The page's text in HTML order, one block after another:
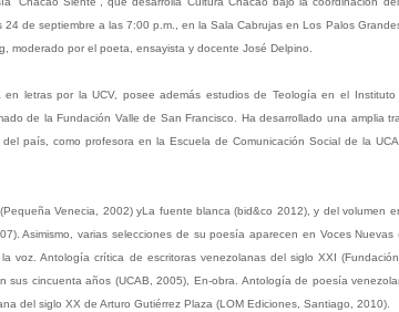
de septiembre a las 7:00 p.m., en la Sala Cabrujas en Los Palos
moderado por el poeta, ensayista y docente José Delpino.
en letras por la UCV, posee además estudios de Teología en el
de la Fundación Valle de San Francisco. Ha desarrollado una amplia
país, como profesora en la Escuela de Comunicación Social de la
Venecia, 2002) yLa fuente blanca (bid&co 2012), y del volumen
Asimismo, varias selecciones de su poesía aparecen en Voces Nuevas
voz. Antología crítica de escritoras venezolanas del siglo XXI
sus cincuenta años (UCAB, 2005), En-obra. Antología de poesía
del siglo XX de Arturo Gutiérrez Plaza (LOM Ediciones, Santiago, 2010).